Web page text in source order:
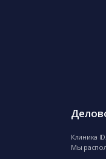
Клиника
Мы